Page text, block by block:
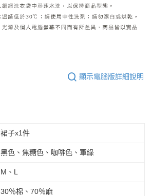
顯示電腦版詳細說明
裙子x1件
黑色、焦糖色、咖啡色、軍綠
M、L
30％棉、70％麻